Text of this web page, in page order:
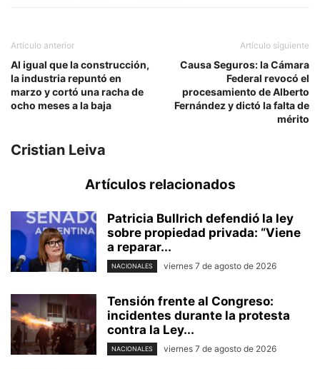
Artículo anterior
Al igual que la construcción,
la industria repuntó en
marzo y cortó una racha de
ocho meses a la baja
Artículo siguiente
Causa Seguros: la Cámara
Federal revocó el
procesamiento de Alberto
Fernández y dictó la falta de
mérito
Cristian Leiva
Artículos relacionados
Patricia Bullrich defendió la ley
sobre propiedad privada: “Viene
a reparar...
NACIONALES viernes 7 de agosto de 2026
Tensión frente al Congreso:
incidentes durante la protesta
contra la Ley...
NACIONALES viernes 7 de agosto de 2026